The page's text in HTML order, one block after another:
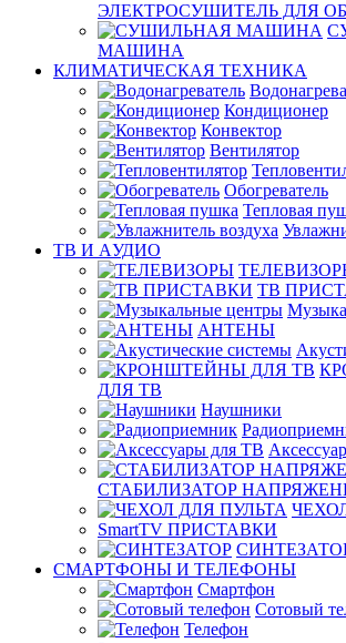
ЭЛЕКТРОСУШИТЕЛЬ ДЛЯ
МАШИНА
КЛИМАТИЧЕСКАЯ ТЕХНИКА
Кондиционер
Конвектор
Вентилятор
Обогреватель
Тепловая
ТВ И AУДИО
ТВ
АНТЕНЫ
ДЛЯ ТВ
Наушники
СТАБИЛИЗАТОР
SmartTV ПРИСТАВКИ
СМАРТФОНЫ И ТЕЛЕФОНЫ
Смартфон
Сотовый
Телефон